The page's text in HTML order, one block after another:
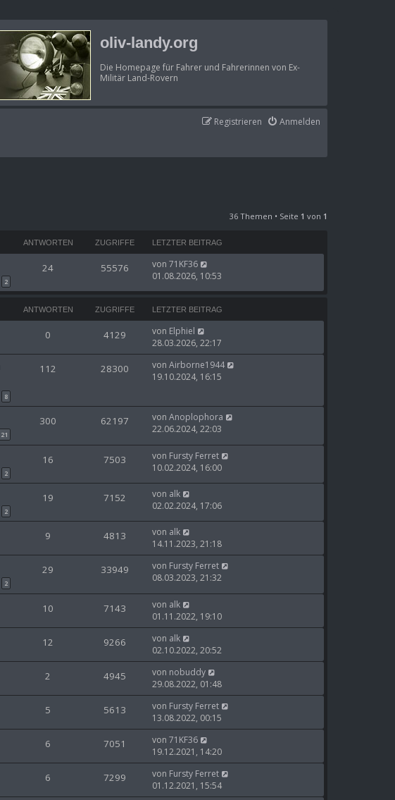
oliv-landy.org
Die Homepage für Fahrer und Fahrerinnen von Ex-
Militär Land-Rovern
Anmelden
Registrieren
36 Themen • Seite 1 von 1
ANTWORTEN ZUGRIFFE LETZTER BEITRAG
2
24 55576 von 71KF36
01.08.2026, 10:53
ANTWORTEN ZUGRIFFE LETZTER BEITRAG
0 4129 von Elphiel
28.03.2026, 22:17
8
112 28300 von Airborne1944
19.10.2024, 16:15
21
300 62197 von Anoplophora
22.06.2024, 22:03
2
16 7503 von Fursty Ferret
10.02.2024, 16:00
2
19 7152 von alk
02.02.2024, 17:06
9 4813 von alk
14.11.2023, 21:18
2
29 33949 von Fursty Ferret
08.03.2023, 21:32
10 7143 von alk
01.11.2022, 19:10
12 9266 von alk
02.10.2022, 20:52
2 4945 von nobuddy
29.08.2022, 01:48
5 5613 von Fursty Ferret
13.08.2022, 00:15
6 7051 von 71KF36
19.12.2021, 14:20
6 7299 von Fursty Ferret
01.12.2021, 15:54